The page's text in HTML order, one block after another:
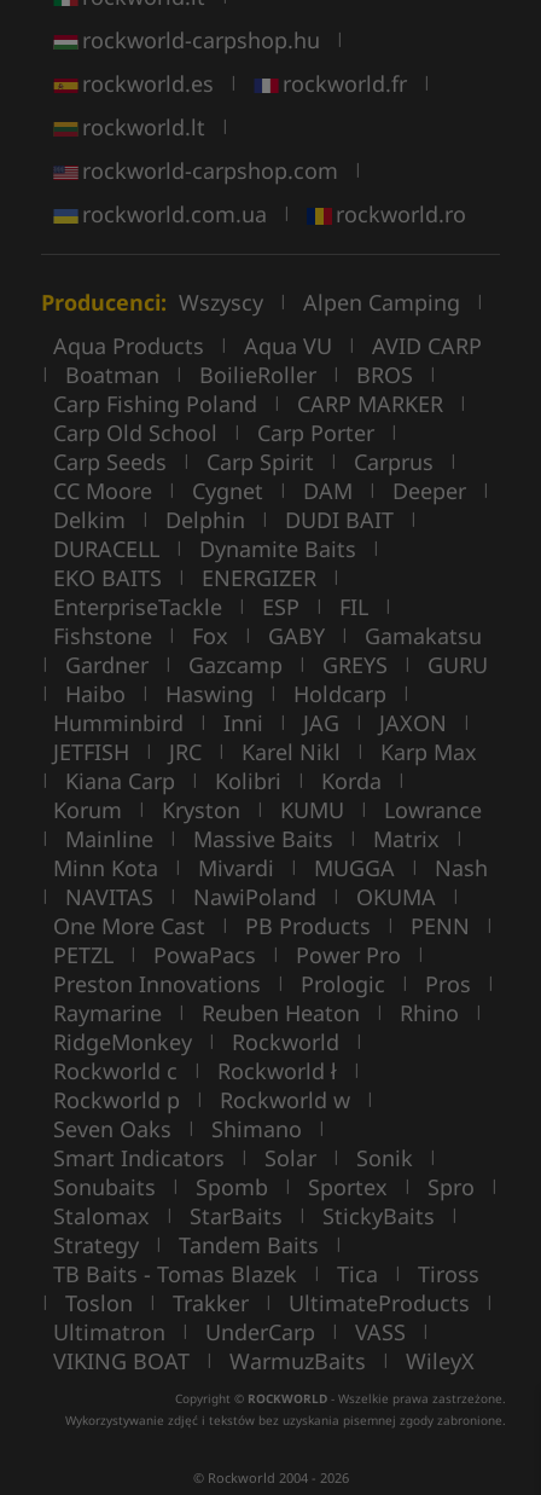
rockworld-carpshop.hu |
rockworld.es | rockworld.fr |
rockworld.lt |
rockworld-carpshop.com |
rockworld.com.ua | rockworld.ro
Producenci: Wszyscy | Alpen Camping |
Aqua Products | Aqua VU | AVID CARP
| Boatman | BoilieRoller | BROS |
Carp Fishing Poland | CARP MARKER |
Carp Old School | Carp Porter |
Carp Seeds | Carp Spirit | Carprus |
CC Moore | Cygnet | DAM | Deeper |
Delkim | Delphin | DUDI BAIT |
DURACELL | Dynamite Baits |
EKO BAITS | ENERGIZER |
EnterpriseTackle | ESP | FIL |
Fishstone | Fox | GABY | Gamakatsu
| Gardner | Gazcamp | GREYS | GURU
| Haibo | Haswing | Holdcarp |
Humminbird | Inni | JAG | JAXON |
JETFISH | JRC | Karel Nikl | Karp Max
| Kiana Carp | Kolibri | Korda |
Korum | Kryston | KUMU | Lowrance
| Mainline | Massive Baits | Matrix |
Minn Kota | Mivardi | MUGGA | Nash
| NAVITAS | NawiPoland | OKUMA |
One More Cast | PB Products | PENN |
PETZL | PowaPacs | Power Pro |
Preston Innovations | Prologic | Pros |
Raymarine | Reuben Heaton | Rhino |
RidgeMonkey | Rockworld |
Rockworld c | Rockworld ł |
Rockworld p | Rockworld w |
Seven Oaks | Shimano |
Smart Indicators | Solar | Sonik |
Sonubaits | Spomb | Sportex | Spro |
Stalomax | StarBaits | StickyBaits |
Strategy | Tandem Baits |
TB Baits - Tomas Blazek | Tica | Tiross
| Toslon | Trakker | UltimateProducts |
Ultimatron | UnderCarp | VASS |
VIKING BOAT | WarmuzBaits | WileyX
Copyright © ROCKWORLD - Wszelkie prawa zastrzeżone.
Wykorzystywanie zdjęć i tekstów bez uzyskania pisemnej zgody zabronione.
© Rockworld 2004 - 2026